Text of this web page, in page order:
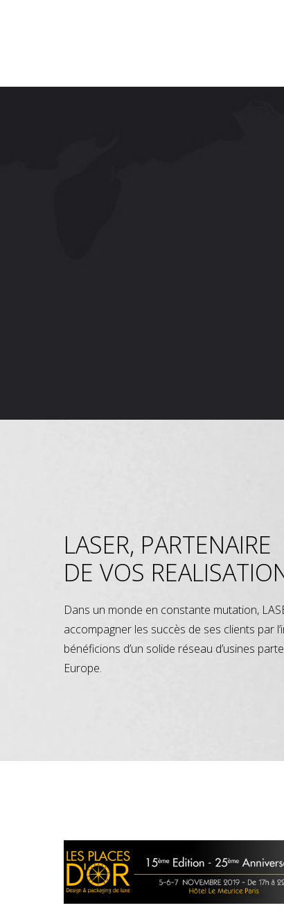
LASER, PARTENAIRE
DE VOS
Dans un monde en constante mutation,
accompagner les succès de ses clients par
bénéficions d’un solide réseau d’usines
Europe.